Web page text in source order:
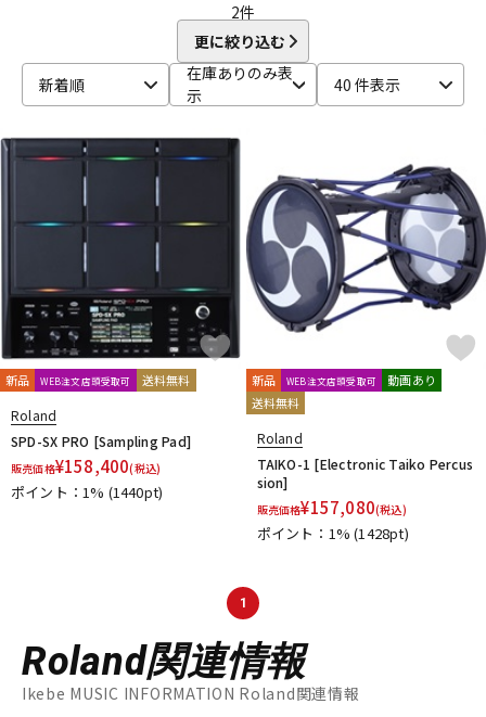
2件
更に絞り込む
新着順
在庫ありのみ表
示
40 件表示
新品 WEB注文店頭受取可 送料無料
Roland
SPD-SX PRO [Sampling Pad]
販売価格¥158,400(税込)
ポイント：1% (1440pt)
新品 WEB注文店頭受取可
動画あり
送料無料
Roland
TAIKO-1 [Electronic Taiko Percus
sion]
販売価格¥157,080(税込)
ポイント：1%(1428pt)
1
Roland関連情報
Ikebe MUSIC INFORMATION Roland関連情報